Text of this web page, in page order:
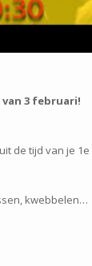
3 februari!
de tijd van je
kwebbelen…